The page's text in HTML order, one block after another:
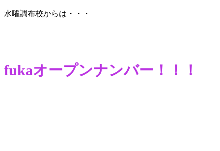
水曜調布校からは・・・
fukaオープンナンバー！！！